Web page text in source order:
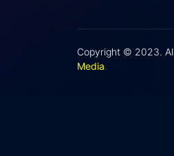
Copyright © 2023.
Media.